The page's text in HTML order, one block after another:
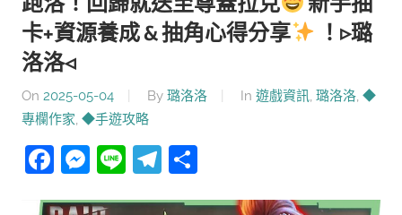
卡+資源養成 & 抽角心得分享
！▹璐
洛洛◃
On 2025-05-04 By 璐洛洛 In 遊戲資訊, 璐洛洛, ◆
專欄作家, ◆手遊攻略
Facebook
Messenger
LineTelegram